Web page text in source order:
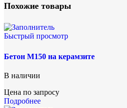
Похожие товары
Быстрый просмотр
Бетон М150 на керамзите
В наличии
Цена по запросу
Подробнее